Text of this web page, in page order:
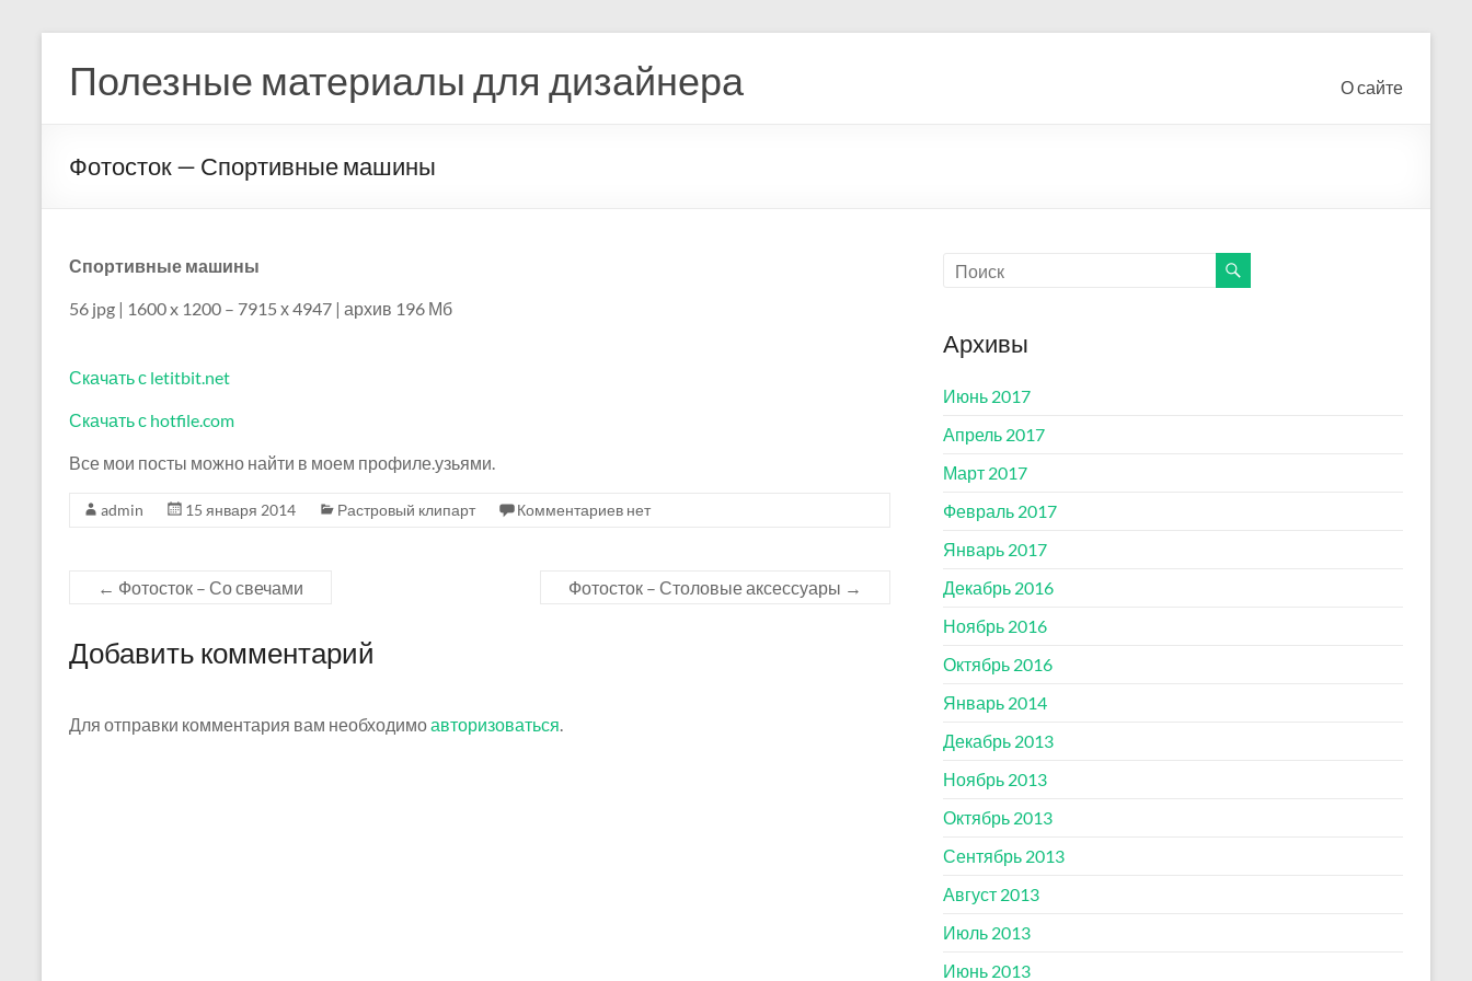
содержимому
Полезные материалы для дизайнера О сайте
Фотосток — Спортивные машины
Спортивные машины
56 jpg | 1600 x 1200 – 7915 х 4947 | архив 196 Мб
Скачать с letitbit.net
Скачать с hotfile.com
Все мои посты можно найти в моем профиле.узьями.
admin 15 января 2014 Растровый клипарт Комментариев нет
← Фотосток – Со свечами Фотосток – Столовые аксессуары →
Добавить комментарий
Для отправки комментария вам необходимоавторизоваться.
Архивы
Июнь 2017
Апрель 2017
Март 2017
Февраль 2017
Январь 2017
Декабрь 2016
Ноябрь 2016
Октябрь 2016
Январь 2014
Декабрь 2013
Ноябрь 2013
Октябрь 2013
Сентябрь 2013
Август 2013
Июль 2013
Июнь 2013